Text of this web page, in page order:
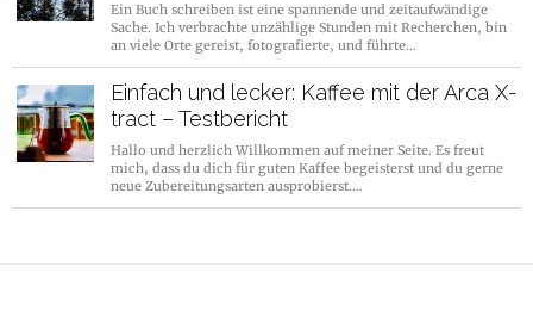
Ein Buch schreiben ist eine spannende und zeitaufwändige
Sache. Ich verbrachte unzählige Stunden mit Recherchen, bin
an viele Orte gereist, fotografierte, und führte…
Einfach und lecker: Kaffee mit der Arca X-
tract – Testbericht
Hallo und herzlich Willkommen auf meiner Seite. Es freut
mich, dass du dich für guten Kaffee begeisterst und du gerne
neue Zubereitungsarten ausprobierst.…